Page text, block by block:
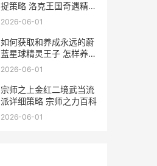
捉策略 洛克王国奇遇精灵
在哪里抓
2026-06-01
如何获取和养成永远的蔚
蓝星球精灵王子 怎样养成
良好
2026-06-01
宗师之上金红二境武当流
派详细策略 宗师之力百科
2026-06-01